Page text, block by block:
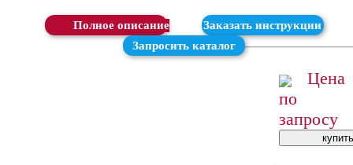
Скачать
Заказать инструкции
Запросить каталог
Цена
по
запросу